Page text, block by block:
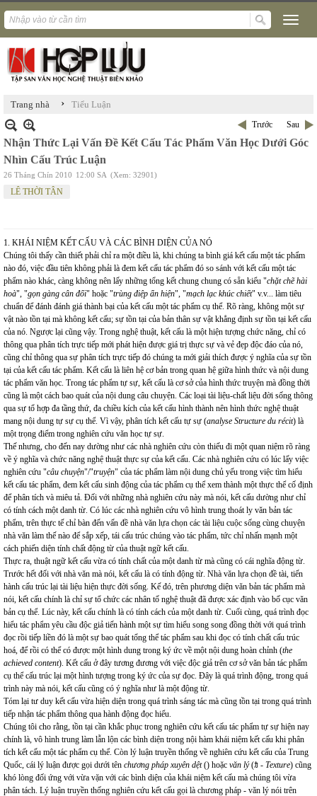
Trang nhà › Tiểu Luận
Trước Sau
Nhận Thức Lại Vấn Đề Kết Cấu Tác Phẩm Văn Học Dưới Góc
Nhìn Cấu Trúc Luận
26 Tháng Chín 2010 12:00 SA (Xem: 32901)
LÊ THỜI TÂN
1. KHÁI NIỆM KẾT CẤU VÀ CÁC BÌNH DIỆN CỦA NÓ
Chúng tôi thấy cần thiết phải chỉ ra một điều là, khi chúng ta bình giá kết cấu một tác phẩm
nào đó, việc đầu tiên không phải là đem kết cấu tác phẩm đó so sánh với kết cấu một tác
phẩm nào khác, càng không nên lấy những tổng kết chung chung có sẵn kiểu "chặt chẽ hài
hoà", "gọn gàng cân đối" hoặc "trùng điệp ẩn hiện", "mạch lạc khúc chiết" v.v... làm tiêu
chuẩn để đánh đánh giá thành bại của kết cấu một tác phẩm cụ thể. Rõ ràng, không một sự
vật nào tồn tại mà không kết cấu; sự tồn tại của bản thân sự vật khẳng định sự tồn tại kết cấu
của nó. Ngược lại cũng vậy. Trong nghệ thuật, kết cấu là một hiện tượng chức năng, chỉ có
thông qua phân tích trực tiếp mới phát hiện được giá trị thực sự và vẻ đẹp độc đáo của nó,
cũng chỉ thông qua sự phân tích trực tiếp đó chúng ta mới giải thích được ý nghĩa của sự tồn
tại của kết cấu tác phẩm. Kết cấu là liên hệ cơ bản trong quan hệ giữa hình thức và nội dung
tác phẩm văn học. Trong tác phẩm tự sự, kết cấu là cơ sở của hình thức truyện mà đồng thời
cũng là một cách bao quát của nội dung câu chuyện. Các loại tài liệu-chất liệu đời sống thông
qua sự tổ hợp đa tầng thứ, đa chiều kích của kết cấu hình thành nên hình thức nghệ thuật
mang nội dung tự sự cụ thể. Vì vậy, phân tích kết cấu tự sự (analyse Structure du récit) là
một trọng điểm trong nghiên cứu văn học tự sự.
Thế nhưng, cho đến nay dường như các nhà nghiên cứu còn thiếu đi một quan niệm rõ ràng
về ý nghĩa và chức năng nghệ thuật thực sự của kết cấu. Các nhà nghiên cứu có lúc lấy việc
nghiên cứu "câu chuyện"/"truyện" của tác phẩm làm nội dung chủ yếu trong việc tìm hiểu
kết cấu tác phẩm, đem kết cấu sinh động của tác phẩm cụ thể xem thành một thực thể cố định
để phân tích và miêu tả. Đối với những nhà nghiên cứu này mà nói, kết cấu dường như chỉ
có tính cách một danh từ. Có lúc các nhà nghiên cứu vô hình trung thoát ly văn bản tác
phẩm, trên thực tế chỉ bàn đến vấn đề nhà văn lựa chọn các tài liệu cuộc sống cùng chuyện
nhà văn làm thế nào để sắp xếp, tái cấu trúc chúng vào tác phẩm, tức chỉ nhấn mạnh một
cách phiến diện tính chất động từ của thuật ngữ kết cấu.
Thực ra, thuật ngữ kết cấu vừa có tính chất của một danh từ mà cũng có cái nghĩa động từ.
Trước hết đối với nhà văn mà nói, kết cấu là có tính động từ. Nhà văn lựa chọn đề tài, tiến
hành cấu trúc lại tài liệu hiện thực đời sống. Kế đó, trên phương diện văn bản tác phẩm mà
nói, kết cấu chính là chỉ sự tổ chức các nhân tố nghệ thuật đã được xác định vào bố cục văn
bản cụ thể. Lúc này, kết cấu chính là có tính cách của một danh từ. Cuối cùng, quá trình đọc
hiểu tác phẩm yêu cầu độc giả tiến hành một sự tìm hiểu song song đồng thời với quá trình
đọc rồi tiếp liền đó là một sự bao quát tổng thể tác phẩm sau khi đọc có tính chất cấu trúc
hoá, để rồi có thể có được một hình dung trong ký ức về một nội dung hoàn chỉnh (the
achieved content). Kết cấu ở đây tương đương với việc độc giả trên cơ sở văn bản tác phẩm
cụ thể cấu trúc lại một hình tượng trong ký ức của sự đọc. Đây là quá trình động, trong quá
trình này mà nói, kết cấu cũng có ý nghĩa như là một động từ.
Tóm lại tư duy kết cấu vừa hiện diện trong quá trình sáng tác mà cũng tồn tại trong quá trình
tiếp nhận tác phẩm thông qua hành động đọc hiểu.
Chúng tôi cho rằng, tồn tại cần khắc phục trong nghiên cứu kết cấu tác phẩm tự sự hiện nay
chính là, vô hình trung làm lẫn lộn các bình diện trong nội hàm khái niệm kết cấu khi phân
tích kết cấu một tác phẩm cụ thể. Còn lý luận truyền thống về nghiên cứu kết cấu của Trung
Quốc, cái lý luận được gọi dưới tên chương pháp xuyên dệt() hoặc văn lý(ｶ - Texture) cũng
khó lòng đối ứng với vừa vặn với các bình diện của khái niệm kết cấu mà chúng tôi vừa
phân tách. Lý luận truyền thống nghiên cứu kết cấu gọi là chương pháp - văn lý nói trên